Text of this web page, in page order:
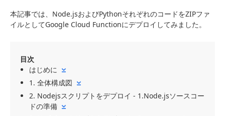
本記事では、Node.jsおよびPythonそれぞれのコードをZIPファ
イルとしてGoogle Cloud Functionにデプロイしてみました。
目次
はじめに
1. 全体構成図
2. Nodejsスクリプトをデプロイ - 1.Node.jsソースコー
ドの準備